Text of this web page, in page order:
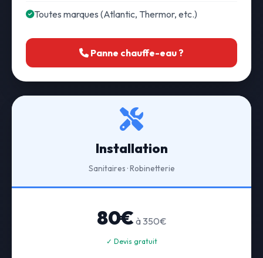
Toutes marques (Atlantic, Thermor, etc.)
Panne chauffe-eau ?
Installation
Sanitaires · Robinetterie
80€ à 350€
✓ Devis gratuit